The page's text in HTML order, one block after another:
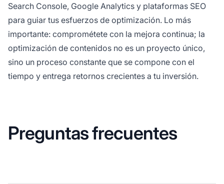
Search Console, Google Analytics y plataformas SEO
para guiar tus esfuerzos de optimización. Lo más
importante: comprométete con la mejora continua; la
optimización de contenidos no es un proyecto único,
sino un proceso constante que se compone con el
tiempo y entrega retornos crecientes a tu inversión.
Preguntas frecuentes